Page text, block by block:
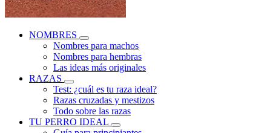
NOMBRES
Nombres para machos
Nombres para hembras
Las ideas más originales
RAZAS
Test: ¿cuál es tu raza ideal?
Razas cruzadas y mestizos
Todo sobre las razas
TU PERRO IDEAL